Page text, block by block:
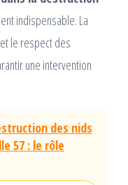
indispensable. La
et le respect des
une intervention
des nids
57 : le rôle